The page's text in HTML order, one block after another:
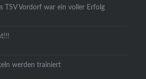
TSV Vordorf war ein voller Erfolg
werden trainiert